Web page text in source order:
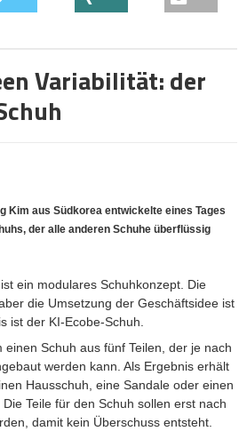
Variabilität: der
Kim aus Südkorea entwickelte eines Tages
der alle anderen Schuhe überflüssig
ein modulares Schuhkonzept. Die
die Umsetzung der Geschäftsidee ist
ist der KI-Ecobe-Schuh.
einen Schuh aus fünf Teilen, der je nach
werden kann. Als Ergebnis erhält
Hausschuh, eine Sandale oder einen
Teile für den Schuh sollen erst nach
damit kein Überschuss entsteht.